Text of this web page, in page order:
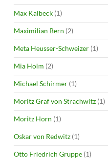
Max Kalbeck (1)
Maximilian Bern (2)
Meta Heusser-Schweizer (1)
Mia Holm (2)
Michael Schirmer (1)
Moritz Graf von Strachwitz (1)
Moritz Horn (1)
Oskar von Redwitz (1)
Otto Friedrich Gruppe (1)